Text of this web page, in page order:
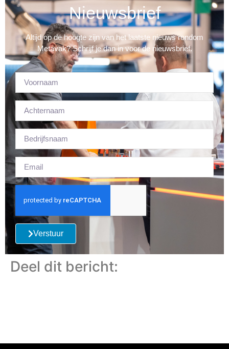
Nieuwsbrief
Altijd op de hoogte zijn van het laatste nieuws rondom
Metavak? Schrijf je dan in voor de nieuwsbrief.
Verstuur
Deel dit bericht: